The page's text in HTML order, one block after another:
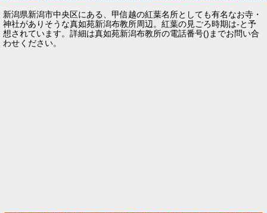
新潟県新潟市中央区にある、甲信越の紅葉名所としても有名なお寺・
神社がありそうな真如苑新潟布教所周辺。紅葉の見ごろ時期は-と予
想されています。詳細は真如苑新潟布教所の電話番号()までお問い合
わせください。